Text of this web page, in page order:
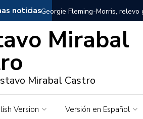
noticiasGeorgie Fleming-Morris,
Gustavo Mirabal en
Gustavo Mirabal en la mira –
inquebrantables
Mirabal
Mirabal Castro
Version Versión en Español